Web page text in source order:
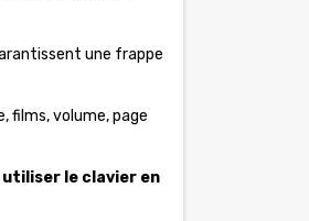
une frappe
films, volume, page
le clavier en